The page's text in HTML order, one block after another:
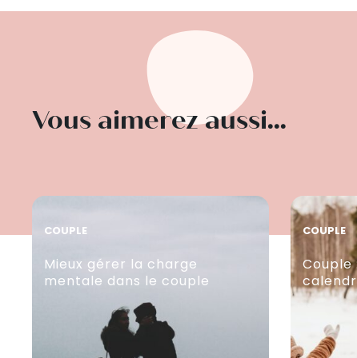
Vous aimerez aussi...
COUPLE
Mieux gérer la charge
mentale dans le couple
COUPLE